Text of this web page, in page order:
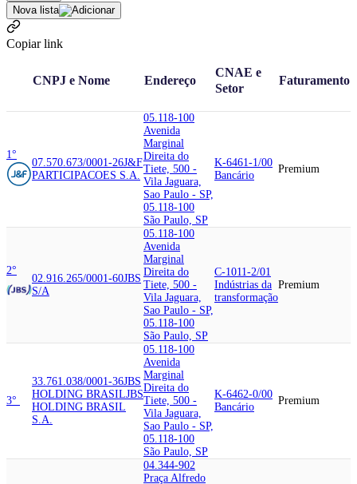
Nova lista
Copiar link
CNPJ e Nome Endereço
CNAE e
Setor
Faturamento
1°
07.570.673/0001-26J&F
PARTICIPACOES S.A.
05.118-100
Avenida
Marginal
Direita do
Tiete, 500 -
Vila Jaguara,
Sao Paulo - SP,
05.118-100
São Paulo, SP
K-6461-1/00
Bancário
Premium
2°
02.916.265/0001-60JBS
S/A
05.118-100
Avenida
Marginal
Direita do
Tiete, 500 -
Vila Jaguara,
Sao Paulo - SP,
05.118-100
São Paulo, SP
C-1011-2/01
Indústrias da
transformação
Premium
3°
33.761.038/0001-36JBS
HOLDING BRASILJBS
HOLDING BRASIL
S.A.
05.118-100
Avenida
Marginal
Direita do
Tiete, 500 -
Vila Jaguara,
Sao Paulo - SP,
05.118-100
São Paulo, SP
K-6462-0/00
Bancário
Premium
04.344-902
Praça Alfredo